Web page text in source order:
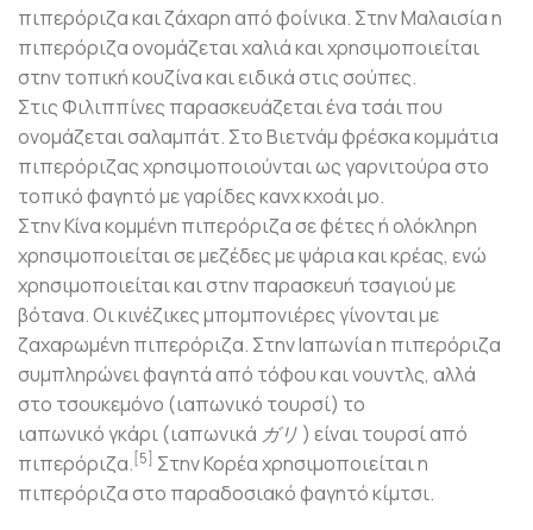
πιπερόριζα και ζάχαρη από φοίνικα. Στην Μαλαισία η
πιπερόριζα ονομάζεταιχαλιάκαι χρησιμοποιείται
στην τοπική κουζίνα και ειδικά στις σούπες.
Στις Φιλιππίνες παρασκευάζεται ένα τσάι που
ονομάζεταισαλαμπάτ. Στο Βιετνάμ φρέσκα κομμάτια
πιπερόριζας χρησιμοποιούνται ως γαρνιτούρα στο
τοπικό φαγητό με γαρίδεςκανχ κχοάι μο.
Στην Κίνα κομμένη πιπερόριζα σε φέτες ή ολόκληρη
χρησιμοποιείται σε μεζέδες με ψάρια και κρέας, ενώ
χρησιμοποιείται και στην παρασκευή τσαγιού με
βότανα. Οι κινέζικες μπομπονιέρες γίνονται με
ζαχαρωμένη πιπερόριζα. Στην Ιαπωνία η πιπερόριζα
συμπληρώνει φαγητά από τόφου και νουντλς, αλλά
στο τσουκεμόνο (ιαπωνικό τουρσί) το
ιαπωνικόγκάρι(ιαπωνικά ガリ ) είναι τουρσί από
πιπερόριζα.[5] Στην Κορέα χρησιμοποιείται η
πιπερόριζα στο παραδοσιακό φαγητόκίμτσι.